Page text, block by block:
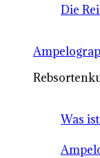
Die
Was